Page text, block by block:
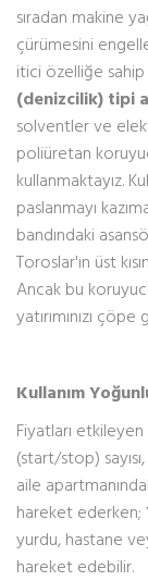
sıradan makine
çürümesini
itici özelliğe
(denizcilik) tipi
solventler ve
poliüretan
kullanmaktayız.
paslanmayı
bandındaki
Toroslar'ın üst
Ancak bu
yatırımınızı
Kullanım
Fiyatları
(start/stop)
aile
hareket ederken;
yurdu, hastane
hareket edebilir.